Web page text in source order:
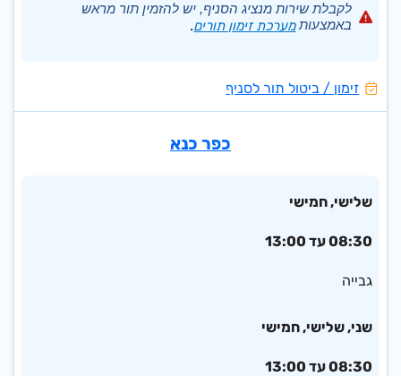
לקבלת שירות מנציג הסניף, יש להזמין תור מראש
באמצעות מערכת זימון תורים.
זימון / ביטול תור לסניף
כפר כנא
שלישי, חמישי
08:30 עד 13:00
גבייה
שני, שלישי, חמישי
08:30 עד 13:00